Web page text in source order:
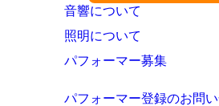
音響について
照明について
パフォーマー募集
パフォーマー登録のお問